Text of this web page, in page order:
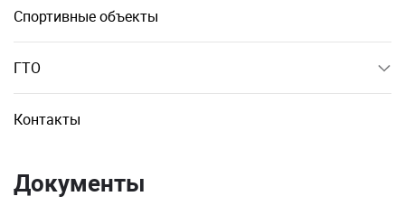
Спортивные объекты
ГТО
Контакты
Документы